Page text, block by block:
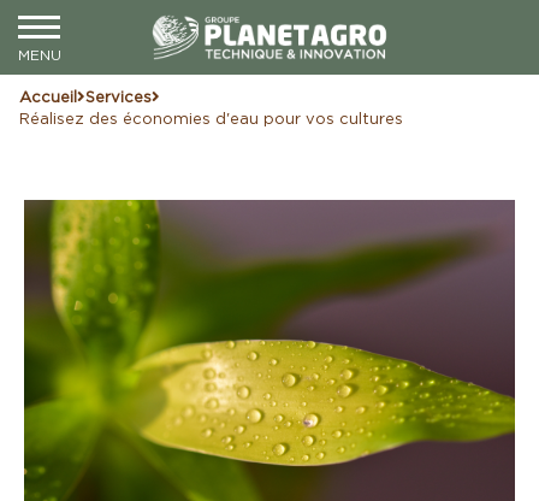
Accueil
Services
Réalisez des économies d'eau pour vos cultures